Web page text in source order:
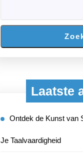
Laatste
Ontdek de Kunst van
Je Taalvaardigheid